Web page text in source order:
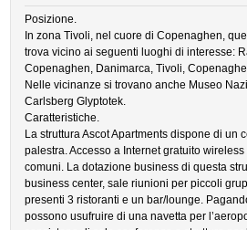
Posizione.
In zona Tivoli, nel cuore di Copenaghen,
trova vicino ai seguenti luoghi di interesse:
Copenaghen, Danimarca, Tivoli,
Nelle vicinanze si trovano anche Museo
Carlsberg Glyptotek.
Caratteristiche.
La struttura Ascot Apartments dispone di un
palestra. Accesso a Internet gratuito
comuni. La dotazione business di questa
business center, sale riunioni per piccoli
presenti 3 ristoranti e un bar/lounge.
possono usufruire di una navetta per